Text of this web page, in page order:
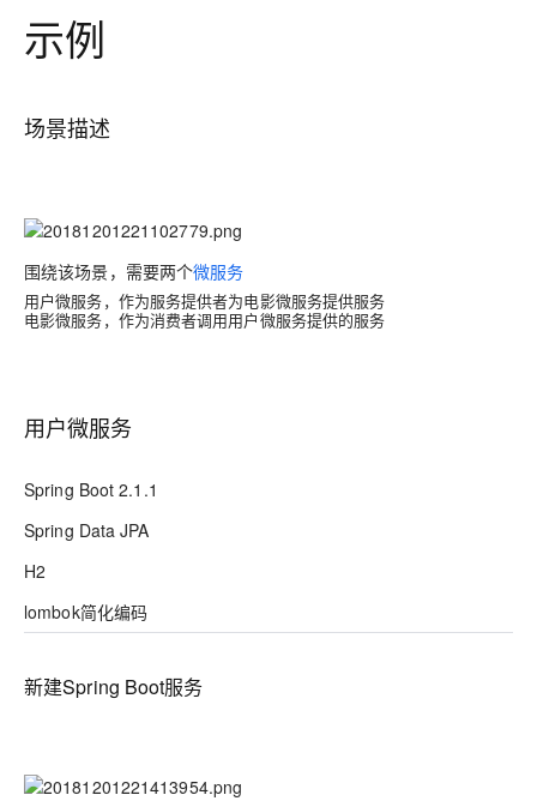
示例
场景描述
围绕该场景，需要两个微服务
用户微服务，作为服务提供者为电影微服务提供服务
电影微服务，作为消费者调用用户微服务提供的服务
用户微服务
Spring Boot 2.1.1
Spring Data JPA
H2
lombok简化编码
新建Spring Boot服务